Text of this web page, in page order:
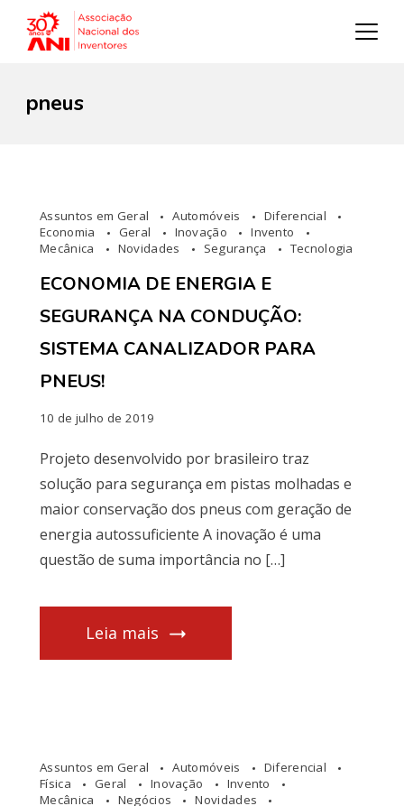
pneus
Assuntos em Geral Automóveis
Diferencial
Economia
Geral Inovação
Invento
Mecânica
Novidades Segurança Tecnologia
ECONOMIA DE ENERGIA E
SEGURANÇA NA CONDUÇÃO:
SISTEMA CANALIZADOR PARA
PNEUS!
10 de julho de 2019
Projeto desenvolvido por brasileiro traz
solução para segurança em pistas molhadas e
maior conservação dos pneus com geração de
energia autossuficiente A inovação é uma
questão de suma importância no […]
Leia mais
Assuntos em Geral Automóveis
Diferencial
Física
Geral Inovação
Invento
Mecânica
Negócios
Novidades